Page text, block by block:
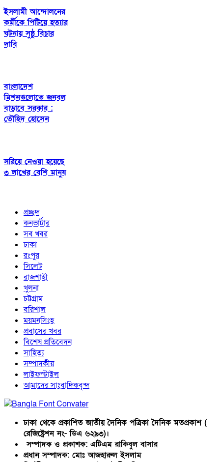
ইসলামী আন্দোলনের
কর্মীকে পিটিয়ে হত্যার
ঘটনায় সুষ্ঠু বিচার
দাবি
বাংলাদেশ
মিশনগুলোতে জনবল
বাড়াবে সরকার :
তৌহিদ হোসেন
সরিয়ে নেওয়া হয়েছে
৩ লাখের বেশি মানুষ
প্রচ্ছদ
কনভার্টার
সব খবর
ঢাকা
রংপুর
সিলেট
রাজশাহী
খুলনা
চট্টগ্রাম
বরিশাল
ময়মনসিংহ
প্রবাসের খবর
বিশেষ প্রতিবেদন
সাহিত্য
সম্পাদকীয়
লাইফস্টাইল
আমাদের সাংবাদিকবৃন্দ
ঢাকা থেকে প্রকাশিত জাতীয় দৈনিক পত্রিকা দৈনিক মতপ্রকাশ (
রেজিষ্ট্রেশন নং- ডিএ ৬২৯৩)।
সম্পাদক ও প্রকাশক: এটিএম রাকিবুল বাসার
প্রধান সম্পাদক: মোঃ আজহারুল ইসলাম